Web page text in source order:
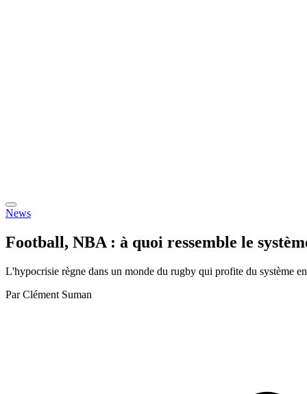
News
Football, NBA : à quoi ressemble le
L'hypocrisie règne dans un monde du rugby qui profite du système
Par Clément Suman